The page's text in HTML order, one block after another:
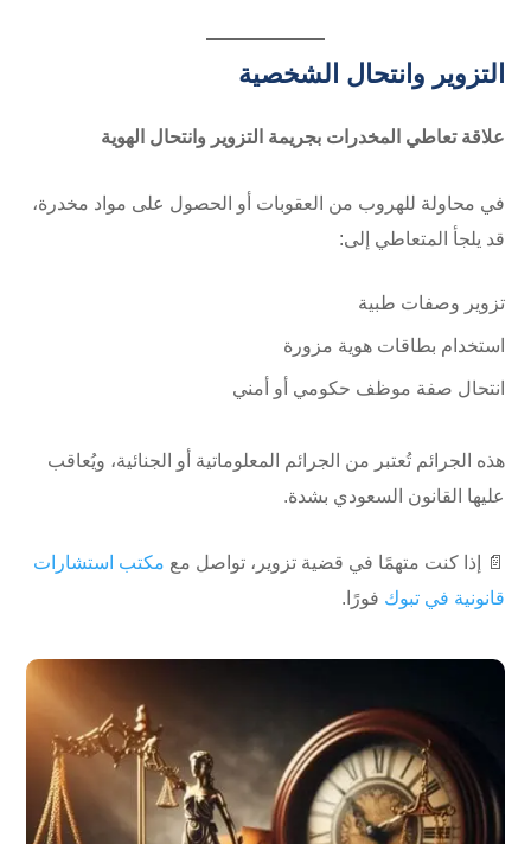
التزوير وانتحال الشخصية
علاقة تعاطي المخدرات بجريمة التزوير وانتحال الهوية
في محاولة للهروب من العقوبات أو الحصول على مواد مخدرة،
قد يلجأ المتعاطي إلى:
تزوير وصفات طبية
استخدام بطاقات هوية مزورة
انتحال صفة موظف حكومي أو أمني
هذه الجرائم تُعتبر من الجرائم المعلوماتية أو الجنائية، ويُعاقب
عليها القانون السعودي بشدة.
📄 إذا كنت متهمًا في قضية تزوير، تواصل مع مكتب استشارات
قانونية في تبوك فورًا.